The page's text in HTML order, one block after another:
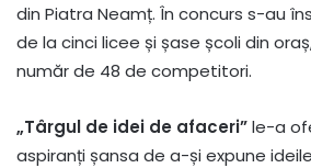
din Piatra Neamț. În concurs s-au
de la cinci licee și șase școli din
număr de 48 de competitori.
„Târgul de idei de afaceri”le-a
aspiranți șansa de a-și expune